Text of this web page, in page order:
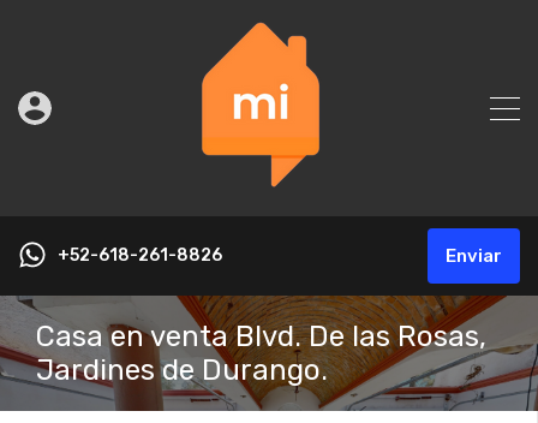
+52-618-261-8826 Enviar
Casa en venta Blvd. De las Rosas,
Jardines de Durango.